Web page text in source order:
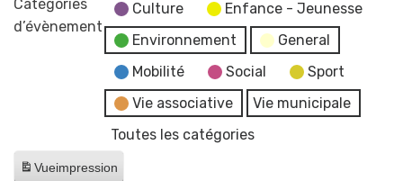
Catégories
d’évènement
Culture
Enfance - Jeunesse
Environnement
General
Mobilité
Social
Sport
Vie associative
Vie municipale
Toutes les catégories
Vueimpression